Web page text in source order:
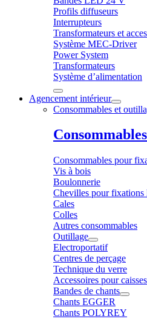
Profils diffuseurs
Interrupteurs
Transformateurs et
Système MEC-Driver
Power System
Transformateurs
Système d’alimentation
Agencement intérieur
Consommables et
Consommables pour
Vis à bois
Boulonnerie
Chevilles pour fixations
Cales
Colles
Autres consommables
Outillage
Electroportatif
Centres de perçage
Technique du verre
Accessoires pour
Bandes de chants
Chants EGGER
Chants POLYREY